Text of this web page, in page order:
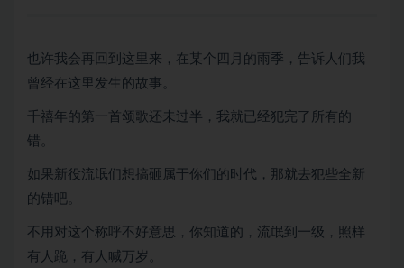
也许我会再回到这里来，在某个四月的雨季，告诉人们我
曾经在这里发生的故事。
千禧年的第一首颂歌还未过半，我就已经犯完了所有的
错。
如果新役流氓们想搞砸属于你们的时代，那就去犯些全新
的错吧。
不用对这个称呼不好意思，你知道的，流氓到一级，照样
有人跪，有人喊万岁。